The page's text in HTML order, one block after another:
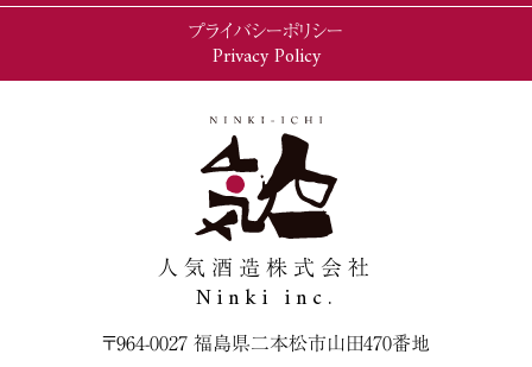
プライバシーポリシー
Privacy Policy
人気酒造株式会社
Ninki inc.
〒964-0027 福島県二本松市山田470番地